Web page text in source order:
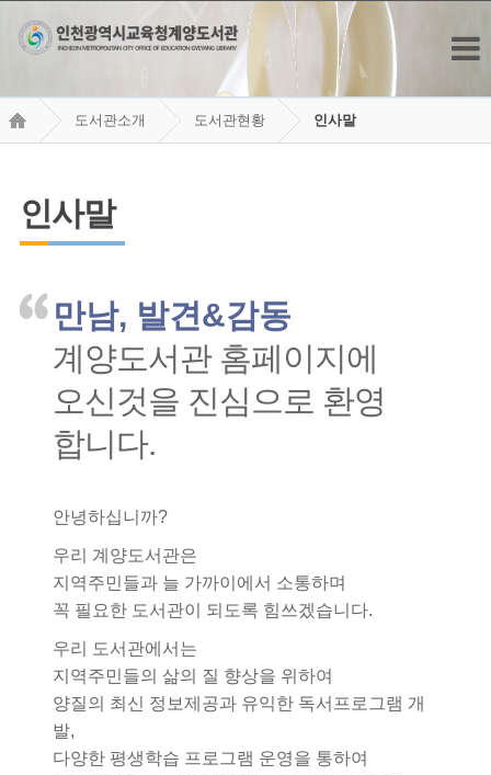
도서관소개 도서관현황 인사말
인사말
만남, 발견&감동
계양도서관 홈페이지에
오신것을 진심으로 환영
합니다.
안녕하십니까?
우리 계양도서관은
지역주민들과 늘 가까이에서 소통하며
꼭 필요한 도서관이 되도록 힘쓰겠습니다.
우리 도서관에서는
지역주민들의 삶의 질 향상을 위하여
양질의 최신 정보제공과 유익한 독서프로그램 개
발,
다양한 평생학습 프로그램 운영을 통하여